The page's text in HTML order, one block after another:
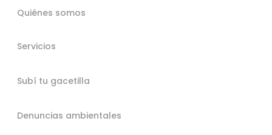
Quiénes somos
Servicios
Subí tu gacetilla
Denuncias ambientales